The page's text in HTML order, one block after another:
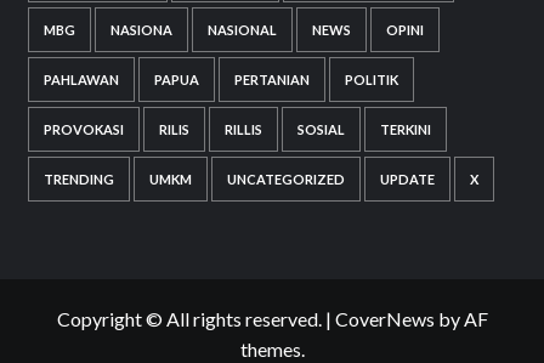
MBG NASIONA NASIONAL NEWS OPINI
PAHLAWAN PAPUA PERTANIAN POLITIK
PROVOKASI RILIS RILLIS SOSIAL TERKINI
TRENDING UMKM UNCATEGORIZED UPDATE X
Copyright © All rights reserved. | CoverNews by AF
themes.